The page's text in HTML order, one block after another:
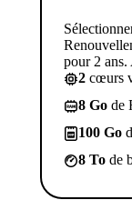
pour 2 ans.
2 cœurs
8 Go de
100 Go
8 To de